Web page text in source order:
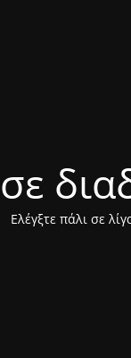
Ελέγξτε πάλι σε